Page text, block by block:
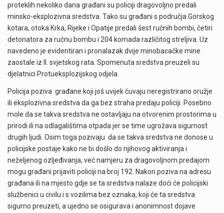
proteklih nekoliko dana građani su policiji dragovoljno predali
minsko-eksplozivna sredstva. Tako su građani s područja Gorskog
kotara, otoka Krka, Rijeke i Opatije predali šest ručnih bombi, četiri
detonatora za ručnu bombu i 204 komada različitog streljiva. Uz
navedeno je evidentiran i pronalazak dvije minobacačke mine
zaostale iz II. svjetskog rata. Spomenuta sredstva preuzeli su
djelatnici Protueksplozijskog odjela.
Policija poziva građane koji još uvijek čuvaju neregistrirano oružje
ili eksplozivna sredstva da ga bez straha predaju policiji. Posebno
mole da se takva sredstva ne ostavljaju na otvorenim prostorima u
prirodi ili na odlagalištima otpada jer se time ugrožava sigurnost
drugih ljudi. Osim toga pozivaju da se takva sredstva ne donose u
policijske postaje kako ne bi došlo do njihovog aktiviranja i
neželjenog ozljeđivanja, već namjeru za dragovoljnom predajom
mogu građani prijaviti policiji na broj 192. Nakon poziva na adresu
građana ili na mjesto gdje se ta sredstva nalaze doći će policijski
službenici u civilu i s vozilima bez oznaka, koji će ta sredstva
sigurno preuzeti, a ujedno se osigurava i anonimnost dojave